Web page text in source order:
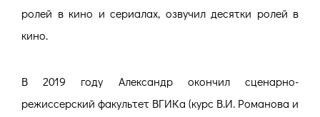
ролей в кино и сериалах, озвучил десятки ролей в
кино.
В 2019 году Александр окончил сценарно-
режиссерский факультет ВГИКа (курс В.И. Романова и